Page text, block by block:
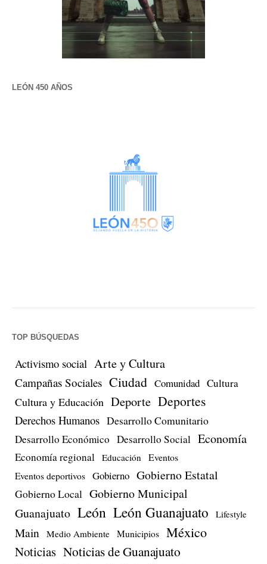
LEÓN 450 AÑOS
TOP BÚSQUEDAS
Activismo social Arte y Cultura
Campañas Sociales Ciudad Comunidad Cultura
Cultura y Educación Deporte Deportes
Derechos Humanos Desarrollo Comunitario
Desarrollo Económico Desarrollo Social Economía
Economía regional Educación Eventos
Eventos deportivos Gobierno Gobierno Estatal
Gobierno Local Gobierno Municipal
Guanajuato León León Guanajuato Lifestyle
Main Medio Ambiente Municipios México
Noticias Noticias de Guanajuato